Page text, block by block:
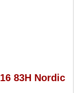
83H Nordic